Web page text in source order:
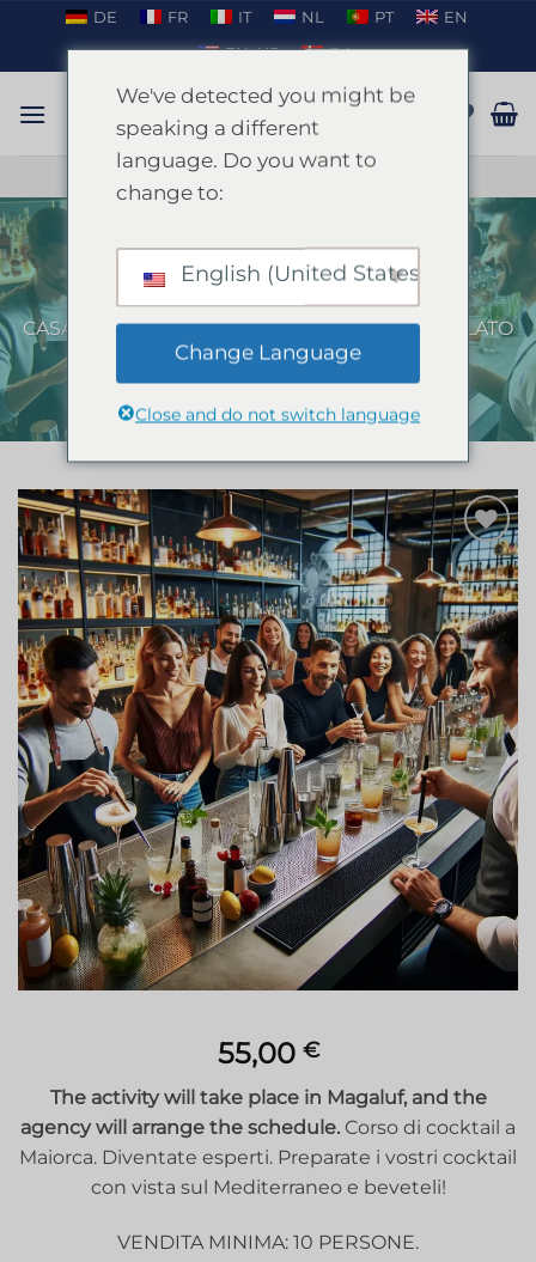
contenuti
DE FR IT NL PT
EN
EN_US
DA
PARLARE SU WHATSAPP
Corso di cocktail a Maiorca
CASA MAIORCA / FESTA DI ADDIO AL NUBILATO
A MAIORCA
Aggiungi
alla lista
dei
desideri
55,00 €
The activity will take place in Magaluf, and the
agency will arrange the schedule. Corso di cocktail a
Maiorca. Diventate esperti. Preparate i vostri cocktail
con vista sul Mediterraneo e beveteli!
VENDITA MINIMA: 10 PERSONE.
We've detected you might be
speaking a different
language. Do you want to
change to:
English (United States)
Change Language
Close and do not switch language